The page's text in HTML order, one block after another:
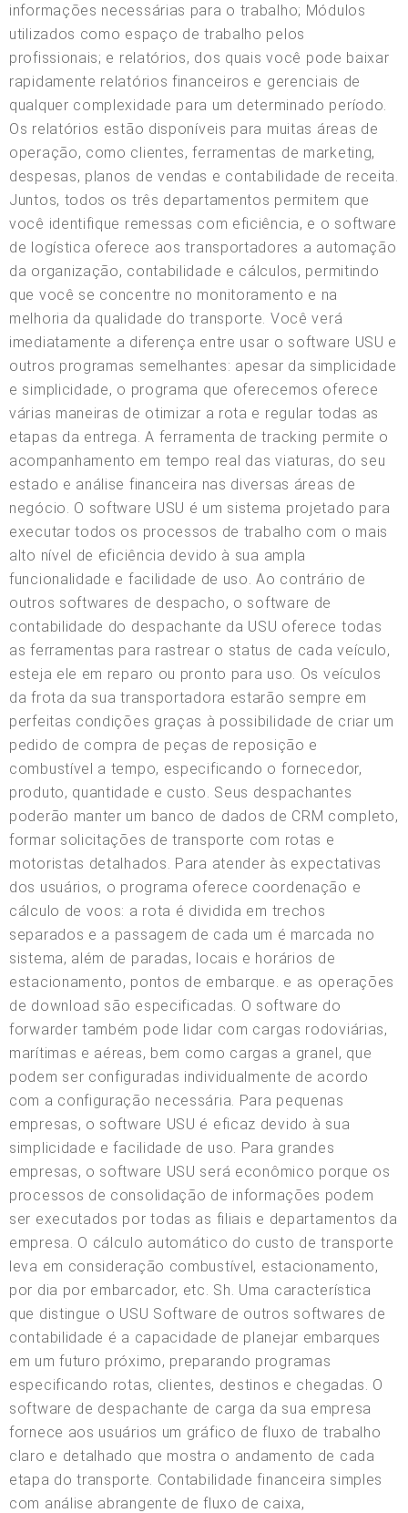
informações necessárias para o trabalho; Módulos
utilizados como espaço de trabalho pelos
profissionais; e relatórios, dos quais você pode baixar
rapidamente relatórios financeiros e gerenciais de
qualquer complexidade para um determinado período.
Os relatórios estão disponíveis para muitas áreas de
operação, como clientes, ferramentas de marketing,
despesas, planos de vendas e contabilidade de receita.
Juntos, todos os três departamentos permitem que
você identifique remessas com eficiência, e o software
de logística oferece aos transportadores a automação
da organização, contabilidade e cálculos, permitindo
que você se concentre no monitoramento e na
melhoria da qualidade do transporte. Você verá
imediatamente a diferença entre usar o software USU e
outros programas semelhantes: apesar da simplicidade
e simplicidade, o programa que oferecemos oferece
várias maneiras de otimizar a rota e regular todas as
etapas da entrega. A ferramenta de tracking permite o
acompanhamento em tempo real das viaturas, do seu
estado e análise financeira nas diversas áreas de
negócio. O software USU é um sistema projetado para
executar todos os processos de trabalho com o mais
alto nível de eficiência devido à sua ampla
funcionalidade e facilidade de uso. Ao contrário de
outros softwares de despacho, o software de
contabilidade do despachante da USU oferece todas
as ferramentas para rastrear o status de cada veículo,
esteja ele em reparo ou pronto para uso. Os veículos
da frota da sua transportadora estarão sempre em
perfeitas condições graças à possibilidade de criar um
pedido de compra de peças de reposição e
combustível a tempo, especificando o fornecedor,
produto, quantidade e custo. Seus despachantes
poderão manter um banco de dados de CRM completo,
formar solicitações de transporte com rotas e
motoristas detalhados. Para atender às expectativas
dos usuários, o programa oferece coordenação e
cálculo de voos: a rota é dividida em trechos
separados e a passagem de cada um é marcada no
sistema, além de paradas, locais e horários de
estacionamento, pontos de embarque. e as operações
de download são especificadas. O software do
forwarder também pode lidar com cargas rodoviárias,
marítimas e aéreas, bem como cargas a granel, que
podem ser configuradas individualmente de acordo
com a configuração necessária. Para pequenas
empresas, o software USU é eficaz devido à sua
simplicidade e facilidade de uso. Para grandes
empresas, o software USU será econômico porque os
processos de consolidação de informações podem
ser executados por todas as filiais e departamentos da
empresa. O cálculo automático do custo de transporte
leva em consideração combustível, estacionamento,
por dia por embarcador, etc. Sh. Uma característica
que distingue o USU Software de outros softwares de
contabilidade é a capacidade de planejar embarques
em um futuro próximo, preparando programas
especificando rotas, clientes, destinos e chegadas. O
software de despachante de carga da sua empresa
fornece aos usuários um gráfico de fluxo de trabalho
claro e detalhado que mostra o andamento de cada
etapa do transporte. Contabilidade financeira simples
com análise abrangente de fluxo de caixa,